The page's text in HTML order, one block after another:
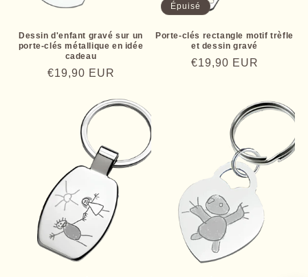
Dessin d'enfant gravé sur un
porte-clés métallique en idée
cadeau
Prix
€19,90 EUR
Épuisé
Porte-clés rectangle motif trèfle
et dessin gravé
Prix
€19,90 EUR